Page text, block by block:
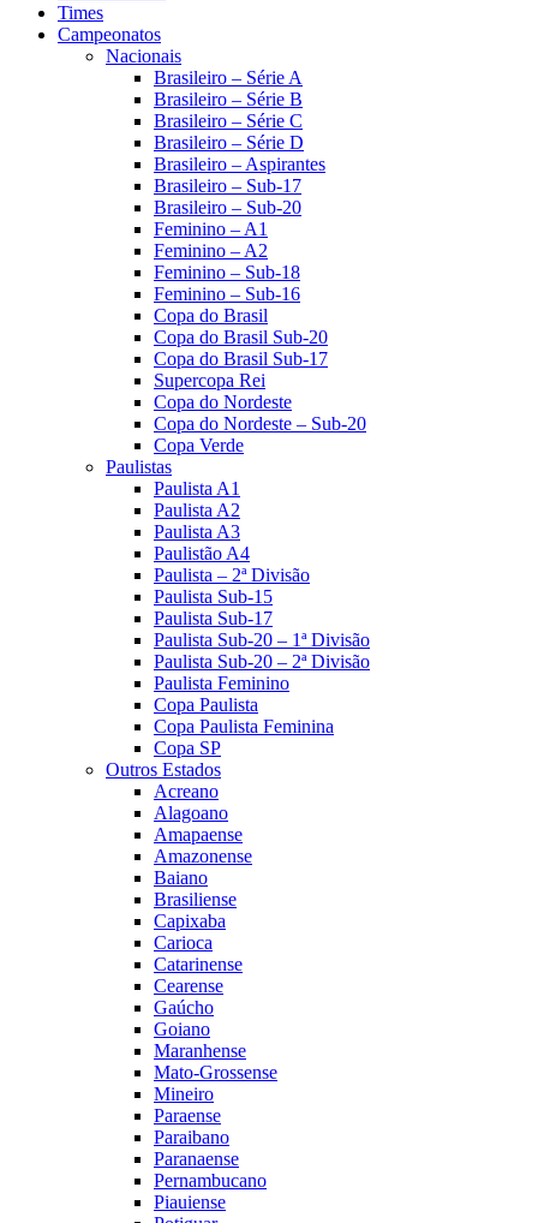
Times
Campeonatos
Nacionais
Brasileiro – Série A
Brasileiro – Série B
Brasileiro – Série C
Brasileiro – Série D
Brasileiro – Aspirantes
Brasileiro – Sub-17
Brasileiro – Sub-20
Feminino – A1
Feminino – A2
Feminino – Sub-18
Feminino – Sub-16
Copa do Brasil
Copa do Brasil Sub-20
Copa do Brasil Sub-17
Supercopa Rei
Copa do Nordeste
Copa do Nordeste – Sub-20
Copa Verde
Paulistas
Paulista A1
Paulista A2
Paulista A3
Paulistão A4
Paulista – 2ª Divisão
Paulista Sub-15
Paulista Sub-17
Paulista Sub-20 – 1ª Divisão
Paulista Sub-20 – 2ª Divisão
Paulista Feminino
Copa Paulista
Copa Paulista Feminina
Copa SP
Outros Estados
Acreano
Alagoano
Amapaense
Amazonense
Baiano
Brasiliense
Capixaba
Carioca
Catarinense
Cearense
Gaúcho
Goiano
Maranhense
Mato-Grossense
Mineiro
Paraense
Paraibano
Paranaense
Pernambucano
Piauiense